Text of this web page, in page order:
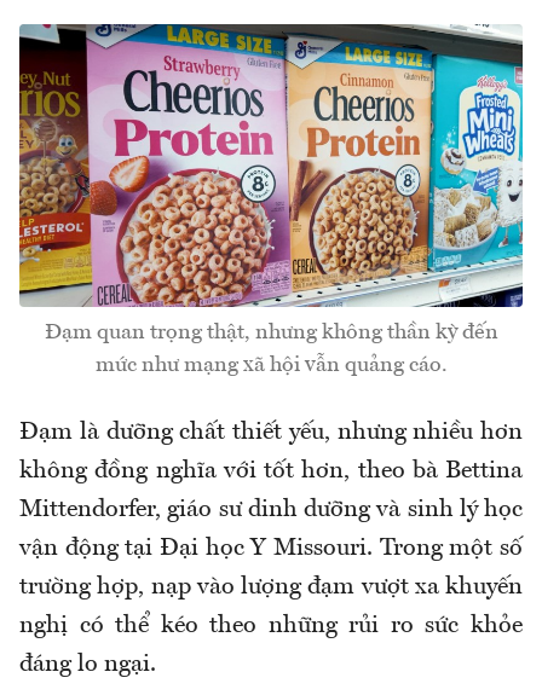
Đạm quan trọng thật, nhưng không thần kỳ đến
mức như mạng xã hội vẫn quảng cáo.
Đạm là dưỡng chất thiết yếu, nhưng nhiều hơn
không đồng nghĩa với tốt hơn, theo bà Bettina
Mittendorfer, giáo sư dinh dưỡng và sinh lý học
vận động tại Đại học Y Missouri. Trong một số
trường hợp, nạp vào lượng đạm vượt xa khuyến
nghị có thể kéo theo những rủi ro sức khỏe
đáng lo ngại.